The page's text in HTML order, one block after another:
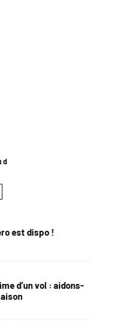
est dispo !
d’un vol : aidons-